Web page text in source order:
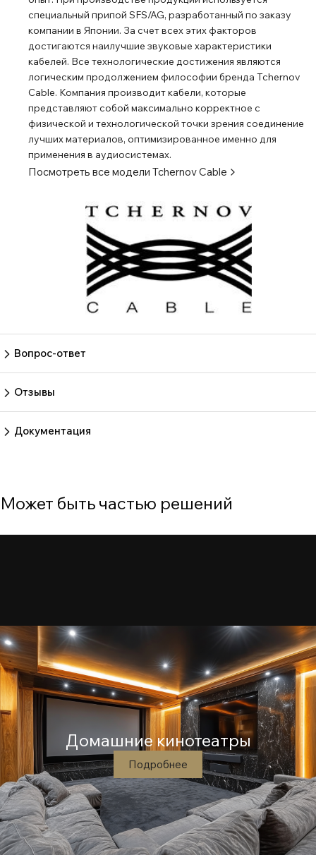
специальный припой SFS/AG, разработанный по заказу
компании в Японии. За счет всех этих факторов
достигаются наилучшие звуковые характеристики
кабелей. Все технологические достижения являются
логическим продолжением философии бренда Tchernov
Cable. Компания производит кабели, которые
представляют собой максимально корректное с
физической и технологической точки зрения соединение
лучших материалов, оптимизированное именно для
применения в аудиосистемах.
Посмотреть все модели Tchernov Cable
Вопрос-ответ
Отзывы
Документация
Может быть частью решений
Домашние кинотеатры
Подробнее